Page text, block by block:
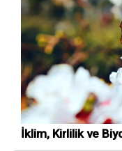
İklim, Kirlilik ve